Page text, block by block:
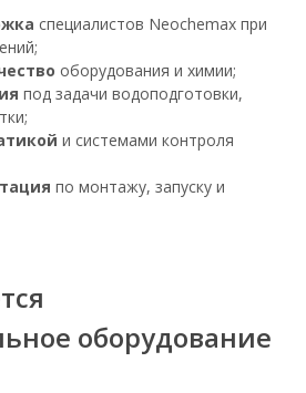
мешок 25кг
для воды
соль 25 кг
тульская 25 кг
50
таблетированная
соль 10кг
специалистов Neochemax при
оборудования и химии;
под задачи водоподготовки,
и системами контроля
по монтажу, запуску и
оборудование